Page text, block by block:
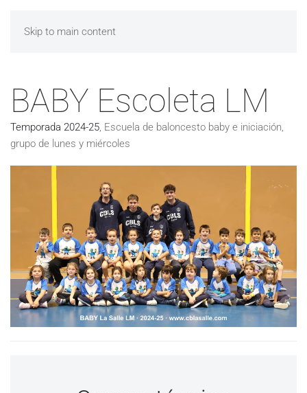
Skip to main content
BABY Escoleta LM
Temporada 2024-25, Escuela de baloncesto baby e iniciación,
grupo de lunes y miércoles